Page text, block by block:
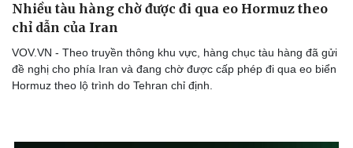
Nhiều tàu hàng chờ được đi qua eo Hormuz theo
chỉ dẫn của Iran
VOV.VN - Theo truyền thông khu vực, hàng chục tàu hàng đã gửi
đề nghị cho phía Iran và đang chờ được cấp phép đi qua eo biển
Hormuz theo lộ trình do Tehran chỉ định.